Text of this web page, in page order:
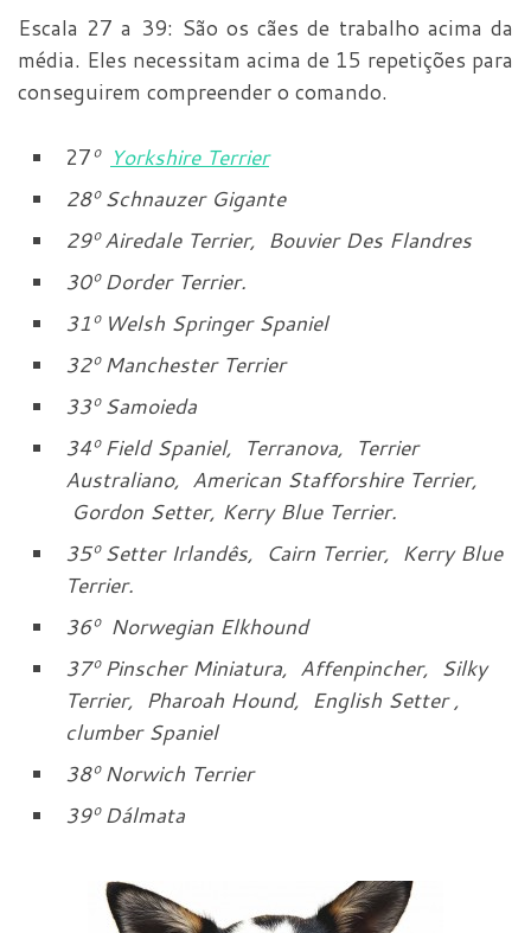
Escala 27 a 39: São os cães de trabalho acima da
média. Eles necessitam acima de 15 repetições para
conseguirem compreender o comando.
27º Yorkshire Terrier
28ºSchnauzer Gigante
29ºAiredale Terrier, Bouvier Des Flandres
30ºDorder Terrier.
31ºWelsh Springer Spaniel
32ºManchester Terrier
33ºSamoieda
34ºField Spaniel, Terranova, Terrier
Australiano, American Stafforshire Terrier,
Gordon Setter, Kerry Blue Terrier.
35ºSetter Irlandês, Cairn Terrier, Kerry Blue
Terrier.
36º Norwegian Elkhound
37ºPinscher Miniatura, Affenpincher, Silky
Terrier, Pharoah Hound, English Setter ,
clumber Spaniel
38ºNorwich Terrier
39ºDálmata